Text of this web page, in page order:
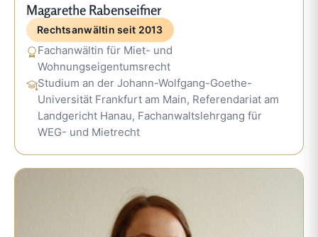
Magarethe Rabenseifner
Rechtsanwältin seit 2013
Fachanwältin für Miet- und
Wohnungseigentumsrecht
Studium an der Johann-Wolfgang-Goethe-
Universität Frankfurt am Main, Referendariat am
Landgericht Hanau, Fachanwaltslehrgang für
WEG- und Mietrecht